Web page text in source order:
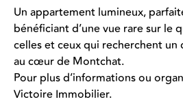
Un appartement lumineux,
bénéficiant d’une vue rare sur le
celles et ceux qui recherchent
au cœur de Montchat.
Pour plus d’informations ou
Victoire Immobilier.